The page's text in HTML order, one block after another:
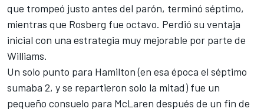
que trompeó justo antes del parón, terminó séptimo,
mientras que Rosberg fue octavo. Perdió su ventaja
inicial con una estrategia muy mejorable por parte de
Williams.
Un solo punto para Hamilton (en esa época el séptimo
sumaba 2, y se repartieron solo la mitad) fue un
pequeño consuelo para McLaren después de un fin de